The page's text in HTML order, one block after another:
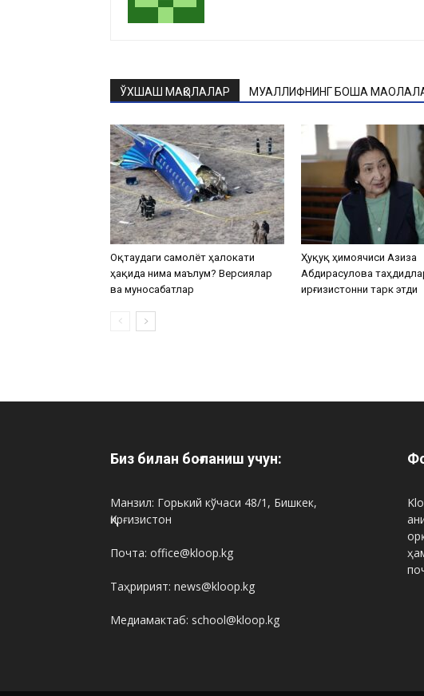
ЎХШАШ МАҚОЛАЛАР МУАЛЛИФНИНГ БОШҚА
Оқтаудаги самолёт ҳалокати
ҳақида нима маълум? Версиялар
ва муносабатлар
Ҳуқуқ ҳимоячиси Азиза
Абдирасулова
Қирғизистонни тарк этди
Биз билан боғланиш учун:
Манзил: Горький кўчаси 48/1, Бишкек,
Қирғизистон
Почта: office@kloop.kg
Таҳририят: news@kloop.kg
Медиамактаб: school@kloop.kg